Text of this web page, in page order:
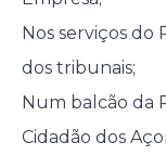
Nos serviços do
dos tribunais;
Num balcão da
Cidadão dos